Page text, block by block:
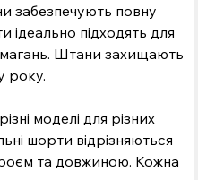
забезпечують повну
ідеально підходять для
Штани захищають
року.
моделі для різних
шорти відрізняються
та довжиною. Кожна